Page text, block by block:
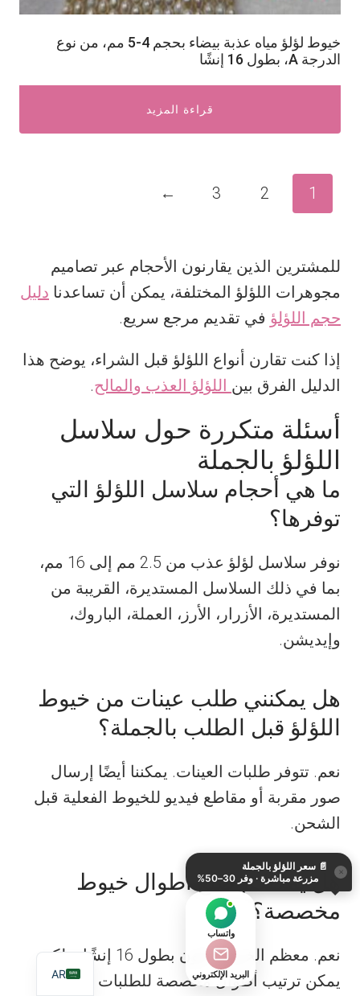
خيوط لؤلؤ مياه عذبة بيضاء بحجم 4-5 مم، من نوع
الدرجة A، بطول 16 إنشًا
قراءة المزيد
1
2
3
←
للمشترين الذين يقارنون الأحجام عبر تصاميم
مجوهرات اللؤلؤ المختلفة، يمكن أن تساعدنا دليل
حجم اللؤلؤ في تقديم مرجع سريع.
إذا كنت تقارن أنواع اللؤلؤ قبل الشراء، يوضح هذا
الدليل الفرق بين اللؤلؤ العذب والمالح.
أسئلة متكررة حول سلاسل
اللؤلؤ بالجملة
ما هي أحجام سلاسل اللؤلؤ التي
توفرها؟
نوفر سلاسل لؤلؤ عذب من 2.5 مم إلى 16 مم،
بما في ذلك السلاسل المستديرة، القريبة من
المستديرة، الأزرار، الأرز، العملة، الباروك،
وإيديشن.
هل يمكنني طلب عينات من خيوط
اللؤلؤ قبل الطلب بالجملة؟
نعم. تتوفر طلبات العينات. يمكننا أيضًا إرسال
صور مقربة أو مقاطع فيديو للخيوط الفعلية قبل
الشحن.
هل يمكنكم صنع أطوال خيوط
مخصصة؟
نعم. معظم الخيوط تكون بطول 16 إنشًا، ولكن
يمكن ترتيب أطوال مخصصة للطلبات بالجملة
📄 سعر اللؤلؤ بالجملة
مزرعة مباشرة · وفر 30–50%
×
واتساب
البريد الإلكتروني AR
EN